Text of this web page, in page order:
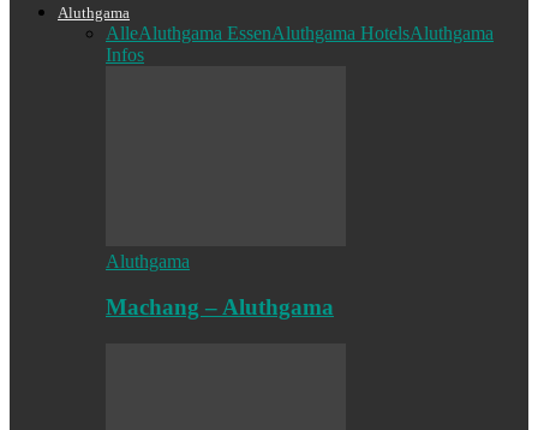
Aluthgama
AlleAluthgama EssenAluthgama HotelsAluthgama
Infos
Aluthgama
Machang – Aluthgama